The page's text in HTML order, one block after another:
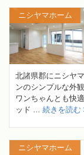
北諸県郡にニシヤ
ンのシンプルな外
ワンちゃんとも快
ッド ... 続きを読む
ニシヤマホーム
ニシヤマホーム